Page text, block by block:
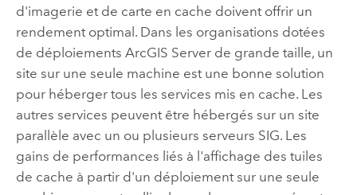
d'imagerie et de carte en cache doivent offrir un
rendement optimal. Dans les organisations dotées
de déploiements ArcGIS Serverde grande taille, un
site sur une seule machine est une bonne solution
pour héberger tous les services mis en cache. Les
autres services peuvent être hébergés sur un site
parallèle avec un ou plusieurs serveurs SIG. Les
gains de performances liés à l'affichage des tuiles
de cache à partir d'un déploiement sur une seule